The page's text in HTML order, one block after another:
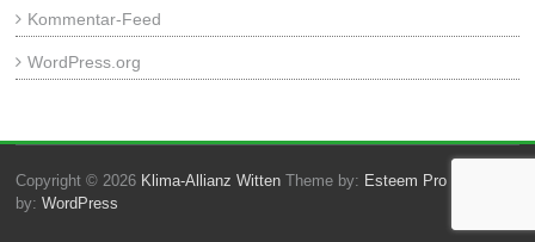
Kommentar-Feed
WordPress.org
Copyright © 2026 Klima-Allianz Witten Theme by: Esteem Pro
by:WordPress